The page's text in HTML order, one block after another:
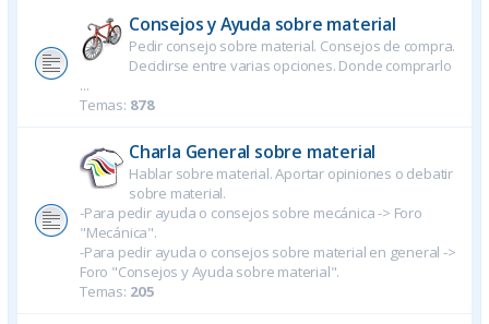
Consejos y Ayuda sobre material
Pedir consejo sobre material. Consejos de compra.
Decidirse entre varias opciones. Donde comprarlo
...
Temas: 878
Charla General sobre material
Hablar sobre material. Aportar opiniones o debatir
sobre material.
-Para pedir ayuda o consejos sobre mecánica -> Foro
"Mecánica".
-Para pedir ayuda o consejos sobre material en general ->
Foro "Consejos y Ayuda sobre material".
Temas: 205